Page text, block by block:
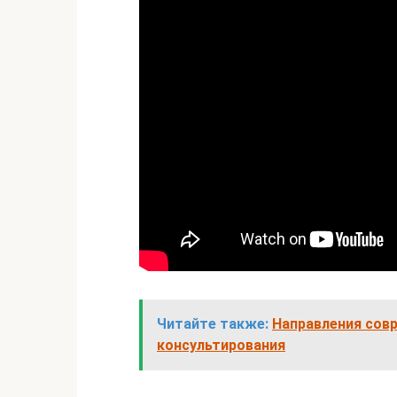
Читайте также: Направления
консультирования